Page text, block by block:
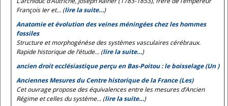
François Ier et... (lire la suite…)
Anatomie et évolution des veines méningées chez les hommes
fossiles
Structure et morphogénèse des systèmes vasculaires cérébraux.
Rapide historique de l’étude... (lire la suite…)
ancien droit ecclésiastique perçu en Bas-Poitou : le boisselage (Un )
Anciennes Mesures du Centre historique de la France (Les)
Cet ouvrage propose des équivalences entre les mesures d’Ancien
Régime et celles du système... (lire la suite…)